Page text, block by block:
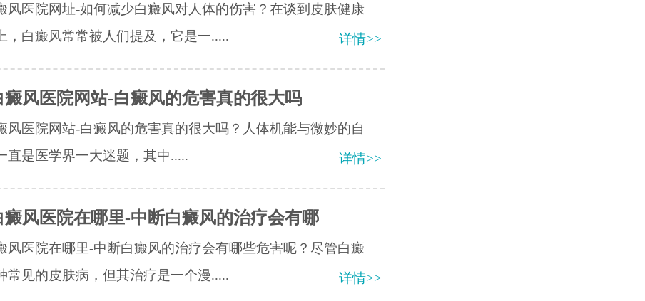
风医院网址-如何减少白癜风对人体的伤害？在谈到皮肤健康
，白癜风常常被人们提及，它是一.....
详情>>
癜风医院网站-白癜风的危害真的很大吗
风医院网站-白癜风的危害真的很大吗？​人体机能与微妙的自
直是医学界一大迷题，其中.....
详情>>
癜风医院在哪里-中断白癜风的治疗会有哪
风医院在哪里-中断白癜风的治疗会有哪些危害呢？尽管白癜
常见的皮肤病，但其治疗是一个漫.....
详情>>